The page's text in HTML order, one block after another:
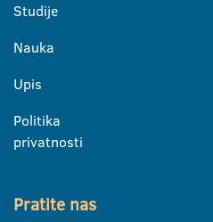
Studije
Nauka
Upis
Politika
privatnosti
Pratite nas